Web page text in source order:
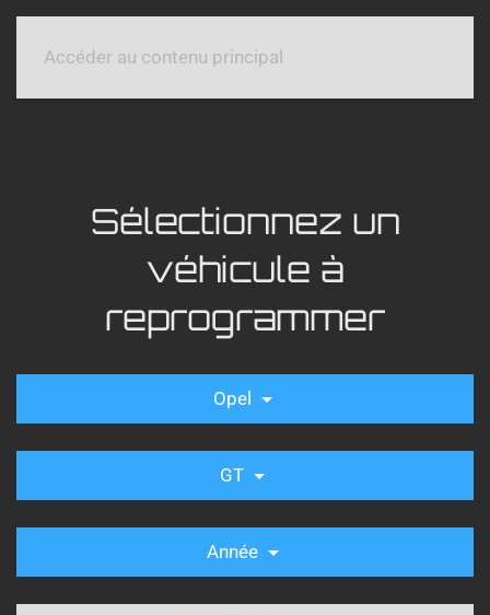
Accéder au contenu principal
Sélectionnez un
véhicule à
reprogrammer
Opel
GT
Année